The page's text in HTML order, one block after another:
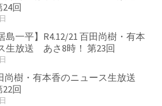
回
島一平】R4.12/21 百田尚樹・有本
生放送 あさ8時！ 第23回
尚樹・有本香のニュース生放送
回